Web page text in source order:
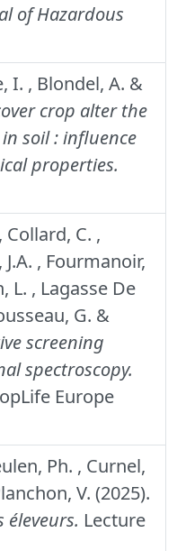
of Hazardous
I. , Blondel, A. &
crop alter the
soil : influence
properties.
Collard, C. ,
, Fourmanoir,
L. , Lagasse De
G. &
screening
spectroscopy.
Europe
Ph. , Curnel,
V. (2025).
éleveurs. Lecture